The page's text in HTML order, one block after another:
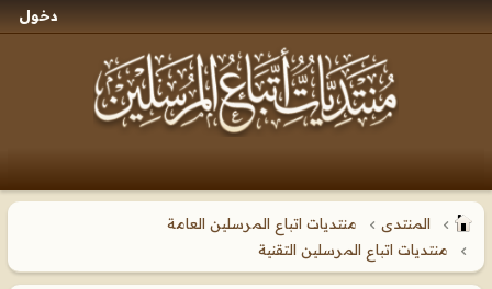
دخول
المنتدى
منتديات اتباع المرسلين العامة
منتديات اتباع المرسلين التقنية